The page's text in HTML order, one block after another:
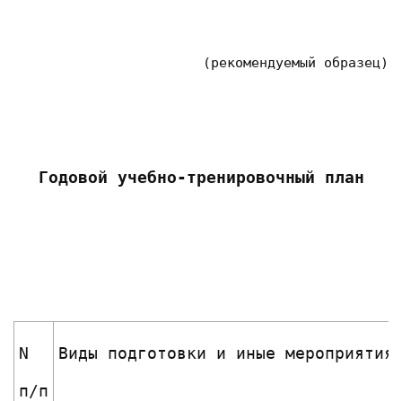
(рекомендуемый образец)
Годовой учебно-тренировочный план
N
п/п
Виды подготовки и иные мероприятия